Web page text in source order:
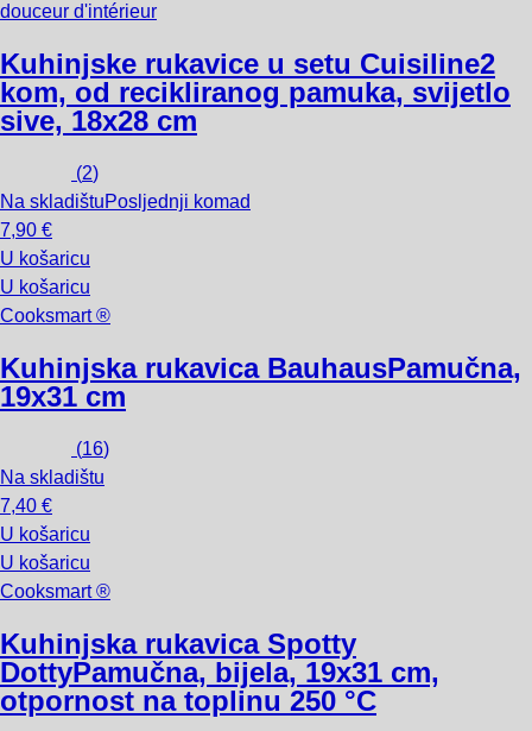
douceur d'intérieur
Kuhinjske rukavice u setu Cuisiline2
kom, od recikliranog pamuka, svijetlo
sive, 18x28 cm
(2)
Na skladištuPosljednji komad
7,90 €
U košaricu
U košaricu
Cooksmart ®
Kuhinjska rukavica BauhausPamučna,
19x31 cm
(16)
Na skladištu
7,40 €
U košaricu
U košaricu
Cooksmart ®
Kuhinjska rukavica Spotty
DottyPamučna, bijela, 19x31 cm,
otpornost na toplinu 250 °C